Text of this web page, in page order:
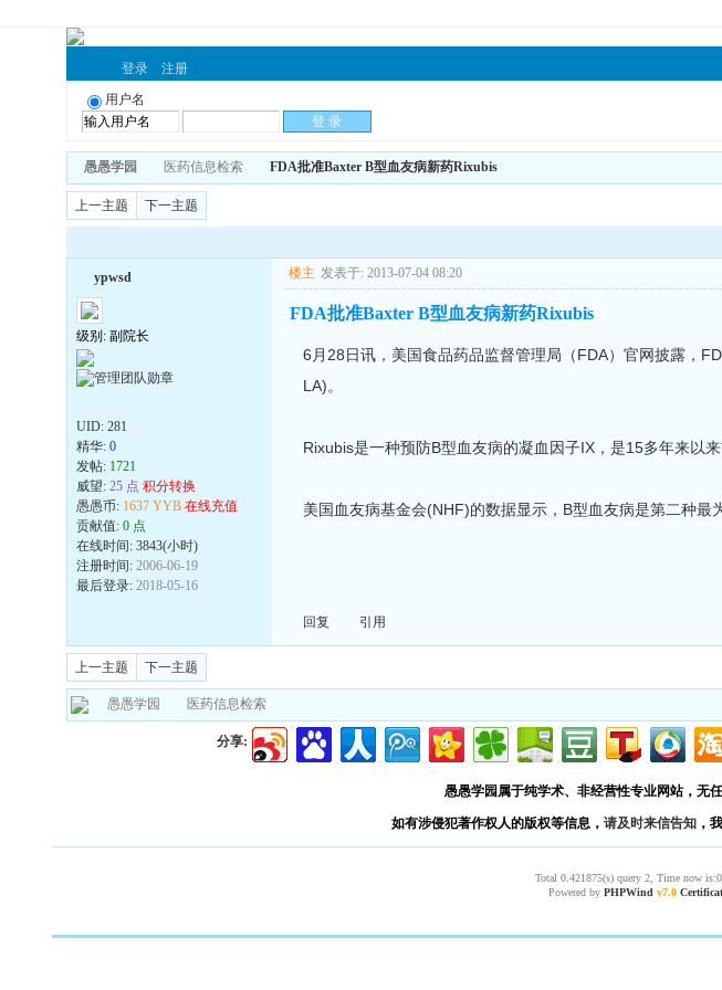
登录 注册
用户名
愚愚学园 医药信息检索 FDA批准Baxter B型血友病新药Rixubis
上一主题 下一主题
ypwsd
级别: 副院长
UID: 281
精华: 0
发帖: 1721
威望: 25 点 积分转换
愚愚币: 1637 YYB 在线充值
贡献值: 0 点
在线时间: 3843(小时)
注册时间: 2006-06-19
最后登录: 2018-05-16
楼主 发表于: 2013-07-04 08:20
FDA批准Baxter B型血友病新药Rixubis
6月28日讯，美国食品药品监督管理局（FDA）官网披露，
LA)。
Rixubis是一种预防B型血友病的凝血因子IX，是15多年来以
美国血友病基金会(NHF)的数据显示，B型血友病是第二种
回复 引用
上一主题 下一主题
愚愚学园 医药信息检索
分享:
愚愚学园属于纯学术、非经营性专业网站，无
如有涉侵犯著作权人的版权等信息， 请及时来信告知 ，
Total 0.421875(s) query 2, Time now
Powered by PHPWind v7.0